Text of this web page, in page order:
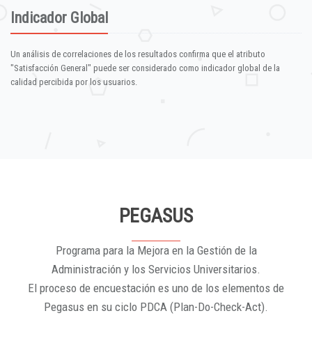
Indicador Global
Un análisis de correlaciones de los resultados confirma que el atributo
"Satisfacción General" puede ser considerado como indicador global de la
calidad percibida por los usuarios.
PEGASUS
Programa para la Mejora en la Gestión de la
Administración y los Servicios Universitarios.
El proceso de encuestación es uno de los elementos de
Pegasus en su ciclo PDCA (Plan-Do-Check-Act).